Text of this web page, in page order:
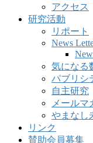
アクセス
研究活動
リポート
News
気になる
パブリシ
自主研究
メールマ
やまなし
リンク
賛助会員募集